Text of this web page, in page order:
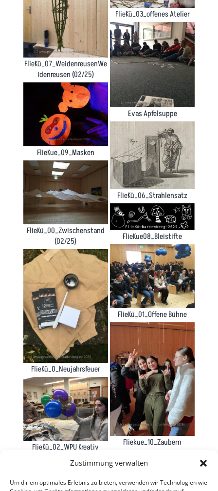
Zustimmung verwalten
Um dir ein optimales Erlebnis zu bieten, verwenden wir Technologien wie
FlieKü_07_WeidenreusenWe
idenreusen (02/25)
FlieKü_03_offenes Atelier
Evas Apfelsuppe
FlieKue_09_Masken
FlieKü_06_Strahlensatz
FlieKü_00_Zwischenstand
(02/25)
FlieKue08_Bleistifte
FlieKü_01_Offene Bühne
FlieKü_0_Neujahrsfeuer
Fliekue_10_Zaubern
FlieKü_02_WPU Kreativ
Wolken